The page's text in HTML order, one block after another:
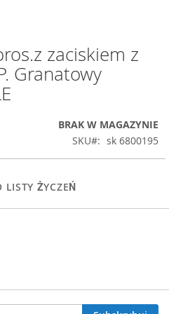
zaciskiem z
Granatowy
BRAK W MAGAZYNIE
SKU
sk 6800195
LISTY ŻYCZEŃ